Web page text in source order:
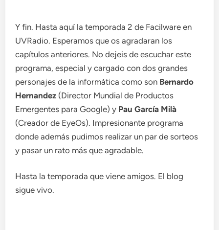
Y fin. Hasta aquí la temporada 2 de Facilware en
UVRadio. Esperamos que os agradaran los
capítulos anteriores. No dejeis de escuchar este
programa, especial y cargado con dos grandes
personajes de la informática como son Bernardo
Hernandez (Director Mundial de Productos
Emergentes para Google) y Pau García Milà
(Creador de EyeOs). Impresionante programa
donde además pudimos realizar un par de sorteos
y pasar un rato más que agradable.
Hasta la temporada que viene amigos. El blog
sigue vivo.